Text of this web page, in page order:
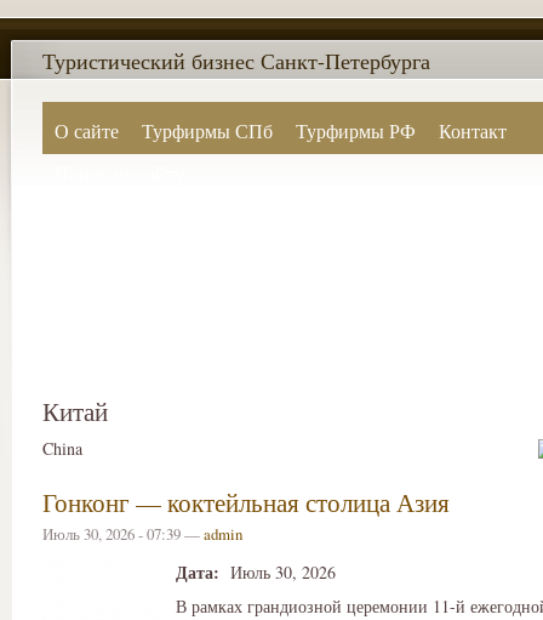
О сайте Турфирмы СПб Турфирмы РФ
Контакт
Туристический бизнес Санкт-Петербурга
Китай
China
Гонконг — коктейльная столица Азия
Июль 30, 2026 - 07:39 —admin
Дата: Июль 30, 2026
В рамках грандиозной церемонии 11-й